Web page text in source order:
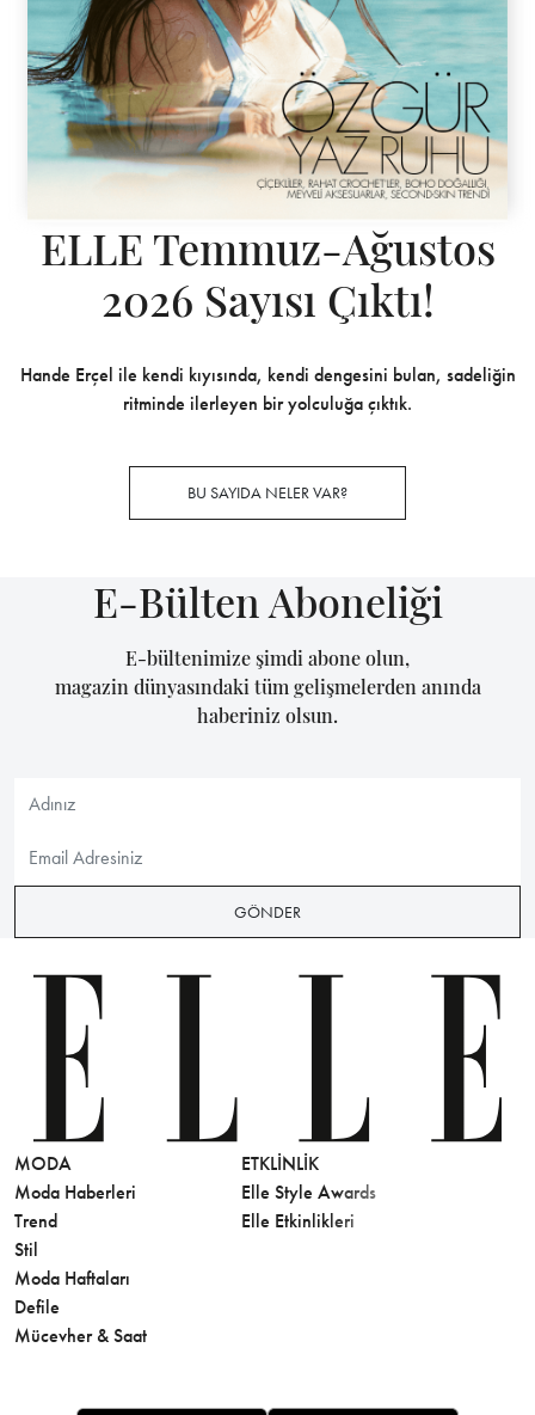
ELLE Temmuz-Ağustos
2026 Sayısı Çıktı!
Hande Erçel ile kendi kıyısında, kendi dengesini bulan, sadeliğin
ritminde ilerleyen bir yolculuğa çıktık.
BU SAYIDA NELER VAR?
E-Bülten Aboneliği
E-bültenimize şimdi abone olun,
magazin dünyasındaki tüm gelişmelerden anında
haberiniz olsun.
GÖNDER
MODA
Moda Haberleri
Trend
Stil
Moda Haftaları
Defile
Mücevher & Saat
ETKLINLIK
Elle Style Awards
Elle Etkinlikleri